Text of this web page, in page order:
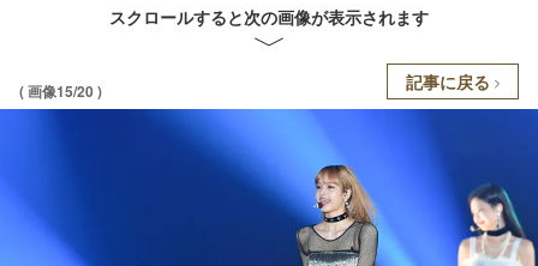
スクロールすると次の画像が表示されます
( 画像15/20 ) 記事に戻る